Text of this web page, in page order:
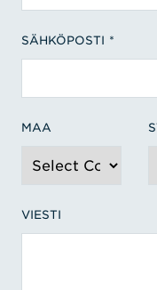
SÄHKÖPOSTI
MAA
VIESTI